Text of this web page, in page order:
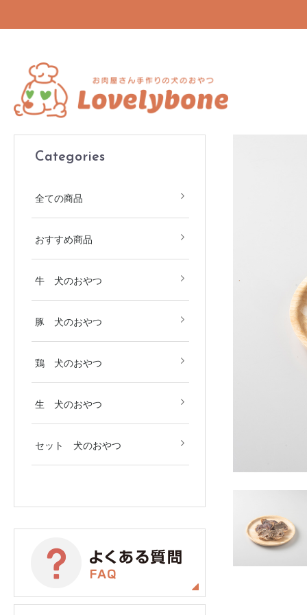
Categories
全ての商品
おすすめ商品
牛 犬のおやつ
豚 犬のおやつ
鶏 犬のおやつ
生 犬のおやつ
セット 犬のおやつ